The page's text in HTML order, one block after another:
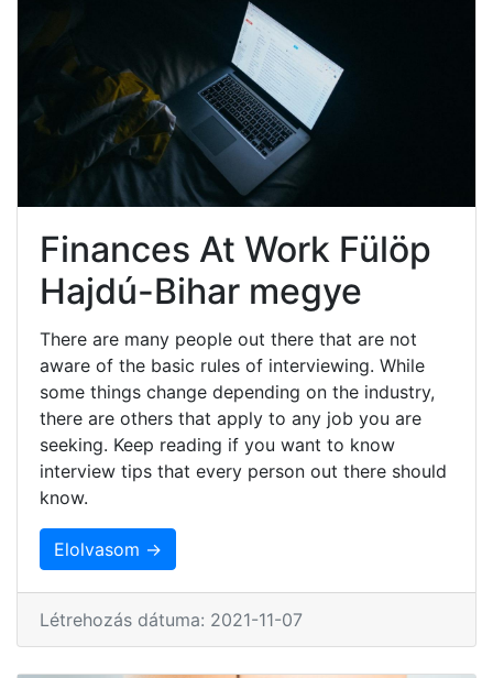
Finances At Work Fülöp
Hajdú-Bihar megye
There are many people out there that are not
aware of the basic rules of interviewing. While
some things change depending on the industry,
there are others that apply to any job you are
seeking. Keep reading if you want to know
interview tips that every person out there should
know.
Elolvasom →
Létrehozás dátuma: 2021-11-07